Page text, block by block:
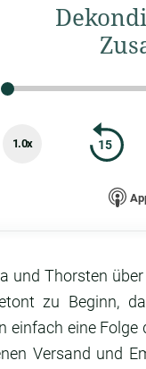
1.0x 15
und Thorsten
zu Beginn,
einfach eine
Versand und